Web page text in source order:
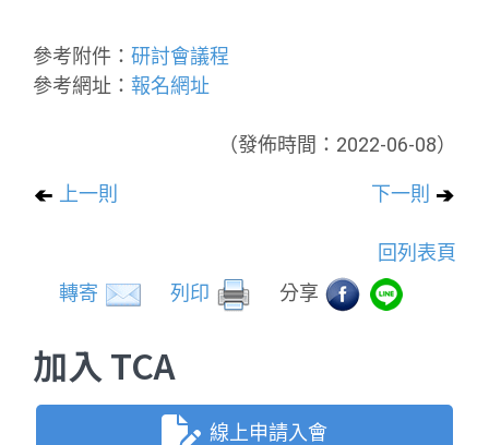
參考附件： 研討會議程
參考網址： 報名網址
（發佈時間：2022-06-08）
上一則 下一則
回列表頁
轉寄
列印 分享
加入 TCA
線上申請入會